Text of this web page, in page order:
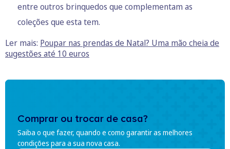
entre outros brinquedos que complementam as
coleções que esta tem.
Ler mais: Poupar nas prendas de Natal? Uma mão cheia de
sugestões até 10 euros
Comprar ou trocar de casa?
Saiba o que fazer, quando e como garantir as melhores
condições para a sua nova casa.